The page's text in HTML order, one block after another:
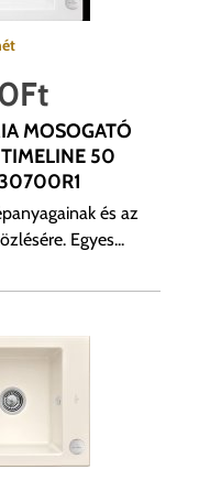
Ft
MOSOGATÓ
50
és az
Egyes...